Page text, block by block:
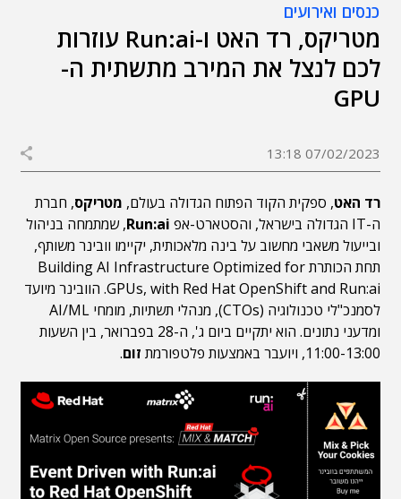
כנסים ואירועים
מטריקס, רד האט ו-Run:ai עוזרות
לכם לנצל את המירב מתשתית ה-
GPU
07/02/2023 13:18
רד האט, ספקית הקוד הפתוח הגדולה בעולם, מטריקס, חברת
ה-IT הגדולה בישראל, והסטארט-אפ
Run:ai, שמתמחה בניהול
ובייעול משאבי מחשוב על בינה מלאכותית, יקיימו וובינר משותף,
תחת הכותרת Building AI Infrastructure Optimized for
GPUs, with Red Hat OpenShift and Run:ai. הוובינר מיועד
לסמנכ"לי טכנולוגיה (CTOs), מנהלי תשתיות, מומחי AI/ML
ומדעני נתונים. הוא יתקיים ביום ג', ה-28 בפברואר, בין השעות
11:00-13:00, ויועבר באמצעות פלטפורמת
זום.